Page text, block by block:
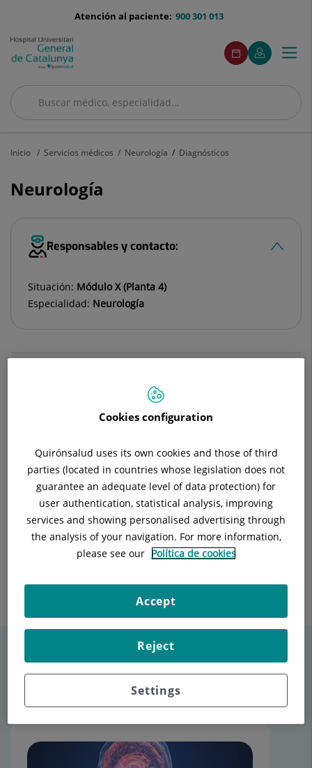
menu-
900 301 013
Atención al paciente:
Buscar
Buscar
menuAcceso
Pedir
cita
Este
enlace
se
en
Mi
Quirónsalud
Este
enlace
se
en
ventana
Menú
Inicio Servicios médicos Neurología Diagnósticos
Neurología
Responsables y contacto:
Situación: Módulo X (Planta 4)
Especialidad: Neurología
Equipo Médico
Pruebas diagnósticas:
Electroencefalograma de vigilia y sueño.
Video-EEG.
Electromiograma.
Doppler de TSA y transcraneal.
Artículos de Neurología
Consulta los últimos artículos en
Cookies configuration
Quirónsalud uses its own cookies and those of third
parties (located in countries whose legislation does not
guarantee an adequate level of data protection) for
user authentication, statistical analysis, improving
services and showing personalised advertising through
the analysis of your navigation. For more information,
please see our Política de cookies
Settings
Reject
Accept